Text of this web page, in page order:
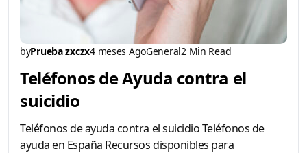
byPrueba zxczx4 meses AgoGeneral2 Min Read
Teléfonos de Ayuda contra el
suicidio
Teléfonos de ayuda contra el suicidio Teléfonos de
ayuda en España Recursos disponibles para